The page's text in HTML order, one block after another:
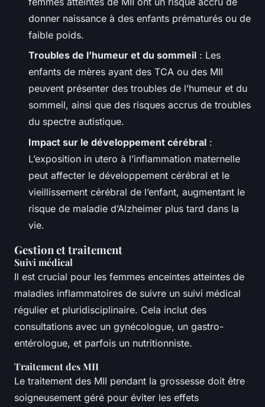
donner naissance à des enfants prématurés ou de
faible poids.
Troubles de l’humeur et du sommeil : Les
enfants de mères ayant des TCA ou des MII
peuvent présenter des troubles de l’humeur et du
sommeil, ainsi que des risques accrus de troubles
du spectre autistique.
Impact sur le développement cérébral :
L’exposition in utero à l’inflammation maternelle
peut affecter le développement cérébral et le
vieillissement cérébral de l’enfant, augmentant le
risque de maladie d’Alzheimer plus tard dans la
vie.
Gestion et traitement
Suivi médical
Il est crucial pour les femmes enceintes atteintes de
maladies inflammatoires de suivre un suivi médical
régulier et pluridisciplinaire. Cela inclut des
consultations avec un gynécologue, un gastro-
entérologue, et parfois un nutritionniste.
Traitement des MII
Le traitement des MII pendant la grossesse doit être
soigneusement géré pour éviter les effets